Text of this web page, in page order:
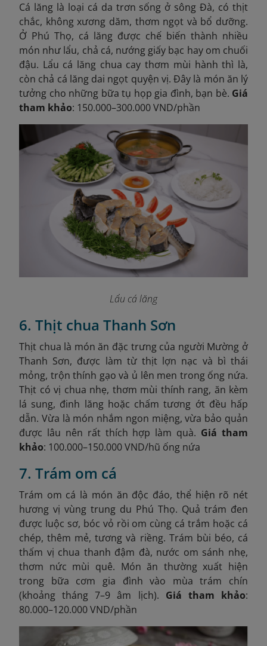
Cá lăng là loại cá da trơn sống ở sông Đà, có thịt
chắc, không xương dăm, thơm ngọt và bổ dưỡng.
Ở Phú Thọ, cá lăng được chế biến thành nhiều
món như lẩu, chả cá, nướng giấy bạc hay om chuối
đậu. Lẩu cá lăng chua cay thơm mùi hành thì là,
còn chả cá lăng dai ngọt quyện vị. Đây là món ăn lý
tưởng cho những bữa tụ họp gia đình, bạn bè. Giá
tham khảo: 150.000–300.000 VND/phần
Lẩu cá lăng
6. Thịt chua Thanh Sơn
Thịt chua là món ăn đặc trưng của người Mường ở
Thanh Sơn, được làm từ thịt lợn nạc và bì thái
mỏng, trộn thính gạo và ủ lên men trong ống nứa.
Thịt có vị chua nhẹ, thơm mùi thính rang, ăn kèm
lá sung, đinh lăng hoặc chấm tương ớt đều hấp
dẫn. Vừa là món nhắm ngon miệng, vừa bảo quản
được lâu nên rất thích hợp làm quà. Giá tham
khảo: 100.000–150.000 VND/hũ ống nứa
7. Trám om cá
Trám om cá là món ăn độc đáo, thể hiện rõ nét
hương vị vùng trung du Phú Thọ. Quả trám đen
được luộc sơ, bóc vỏ rồi om cùng cá trắm hoặc cá
chép, thêm mẻ, tương và riềng. Trám bùi béo, cá
thấm vị chua thanh đậm đà, nước om sánh nhẹ,
thơm nức mùi quê. Món ăn thường xuất hiện
trong bữa cơm gia đình vào mùa trám chín
(khoảng tháng 7–9 âm lịch). Giá tham khảo:
80.000–120.000 VND/phần